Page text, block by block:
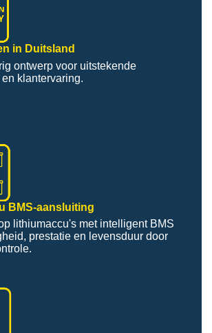
in Duitsland
ontwerp voor uitstekende
klantervaring.
BMS-aansluiting
lithiumaccu's met intelligent BMS
prestatie en levensduur door